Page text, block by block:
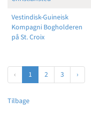
Vestindisk-Guineisk
Kompagni Bogholderen
på St. Croix
‹ 1 2 3 ›
Tilbage